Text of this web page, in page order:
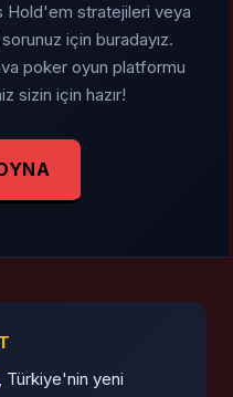
Hold'em stratejileri veya
için buradayız.
poker oyun platformu
sizin için hazır!
, Türkiye'nin yeni